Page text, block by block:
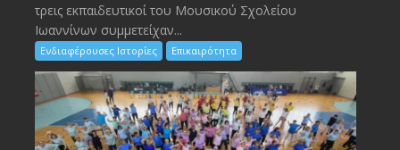
τρεις εκπαιδευτικοί του Μουσικού Σχολείου
Ιωαννίνων συμμετείχαν...
Ενδιαφέρουσες Ιστορίες Επικαιρότητα